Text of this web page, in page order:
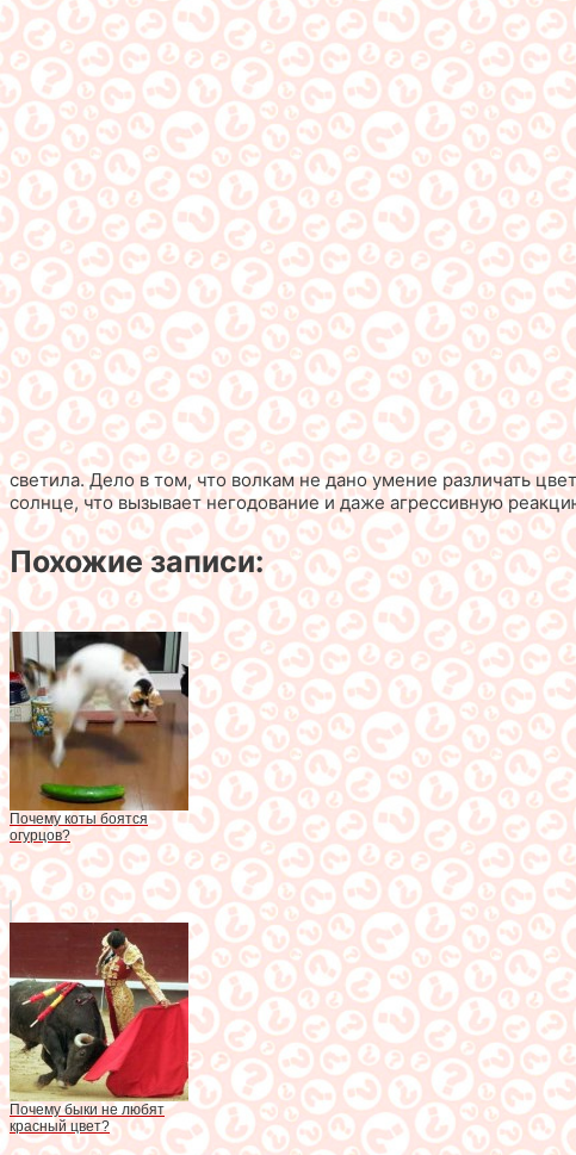
светила. Дело в том, что волкам не дано умение различать
солнце, что вызывает негодование и даже агрессивную
Похожие записи:
Почему коты боятся
огурцов?
Почему быки не любят
красный цвет?